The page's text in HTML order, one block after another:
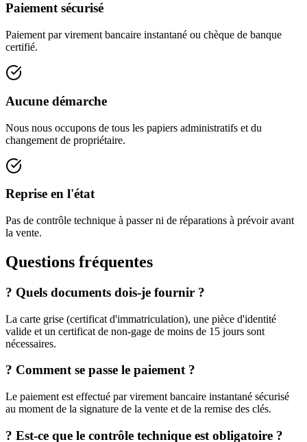
Paiement sécurisé
Paiement par virement bancaire instantané ou chèque de banque
certifié.
Aucune démarche
Nous nous occupons de tous les papiers administratifs et du
changement de propriétaire.
Reprise en l'état
Pas de contrôle technique à passer ni de réparations à prévoir avant
la vente.
Questions fréquentes
? Quels documents dois-je fournir ?
La carte grise (certificat d'immatriculation), une pièce d'identité
valide et un certificat de non-gage de moins de 15 jours sont
nécessaires.
? Comment se passe le paiement ?
Le paiement est effectué par virement bancaire instantané sécurisé
au moment de la signature de la vente et de la remise des clés.
? Est-ce que le contrôle technique est obligatoire ?